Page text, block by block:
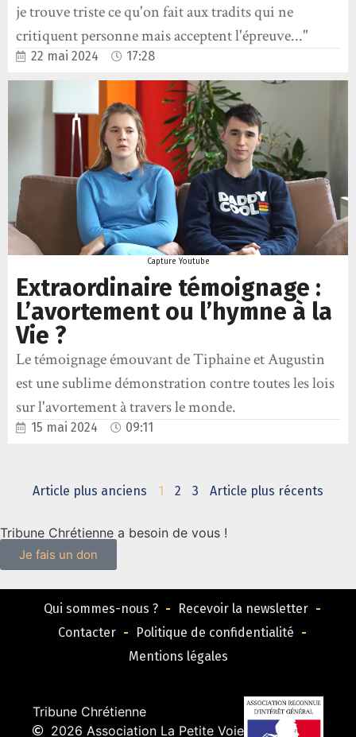
je trouve triste ce qu'on fait aux tradits qui ne
critiquent personne mais acceptent l'épreuve..."
22 mai 2024 17:28
Capture Youtube
Extraordinaire témoignage :
L’avortement ou l’hymne à la
Vie ?
Le témoignage émouvant de Tiphaine et Augustin
est une sublime démonstration contre toutes les lois
sur l'avortement à travers le monde.
15 mai 2024 09:11
Article plus anciens 1 2 3 Article plus récents
Tribune Chrétienne a besoin de vous !
Je fais un don
Qui sommes-nous ?
Recevoir la newsletter
Contacter
Politique de confidentialité
Mentions légales
Tribune Chrétienne
2026 Association La Petite Voie